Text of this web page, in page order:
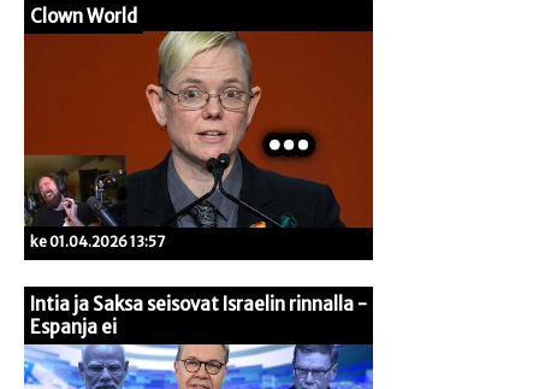
Clown World
ke 01.04.2026 13:57
Intia ja Saksa seisovat Israelin rinnalla -
Espanja ei